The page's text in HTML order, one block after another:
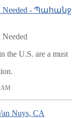
Needed -
the U.S. are a must
AM
Nuys, CA